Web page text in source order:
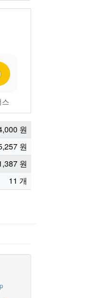
스
원
원
원
11 개